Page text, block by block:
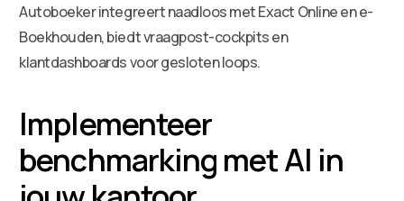
Autoboeker integreert naadloos met Exact Online en e-
Boekhouden, biedt vraagpost-cockpits en
klantdashboards voor gesloten loops.
Implementeer
benchmarking met AI in